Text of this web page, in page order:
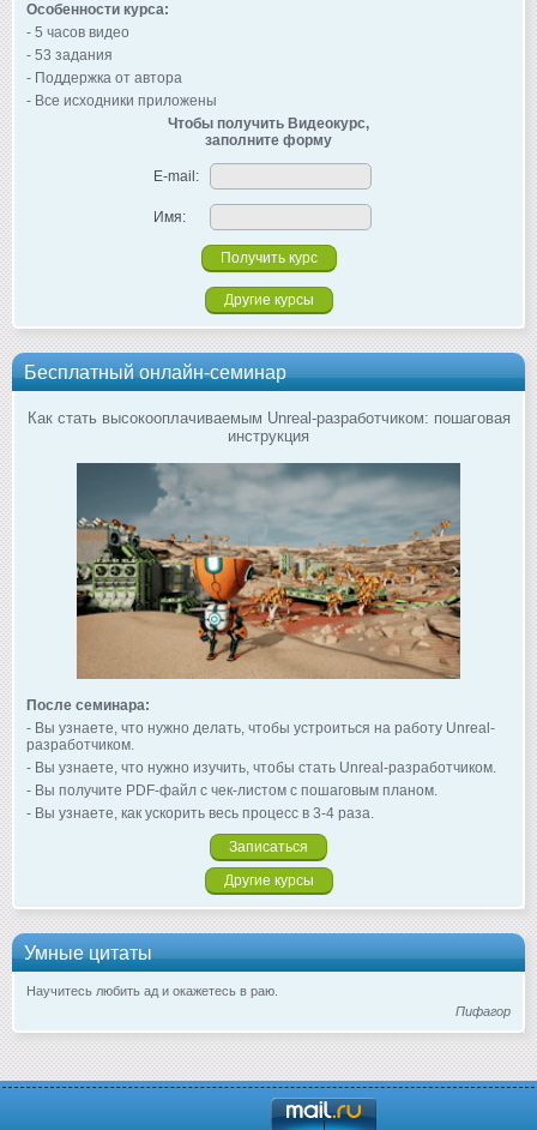
Особенности курса:
- 5 часов видео
- 53 задания
- Поддержка от автора
- Все исходники приложены
Чтобы получить Видеокурс,
заполните форму
E-mail:
Имя:
Другие курсы
Бесплатный онлайн-семинар
Как стать высокооплачиваемым Unreal-разработчиком: пошаговая
инструкция
После семинара:
- Вы узнаете, что нужно делать, чтобы устроиться на работу Unreal-
разработчиком.
- Вы узнаете, что нужно изучить, чтобы стать Unreal-разработчиком.
- Вы получите PDF-файл с чек-листом с пошаговым планом.
- Вы узнаете, как ускорить весь процесс в 3-4 раза.
Записаться
Другие курсы
Умные цитаты
Научитесь любить ад и окажетесь в раю.
Пифагор